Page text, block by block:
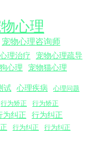
心理
宠物心理咨询师
理治疗
宠物心理疏导
心理 宠物猫心理
试 心理疾病 心理问题
行为矫正 行为矫正
为纠正
行为纠正
行为纠正 行为纠正